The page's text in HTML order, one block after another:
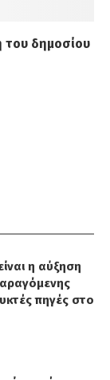
δημοσίου
η αύξηση
πηγές στο